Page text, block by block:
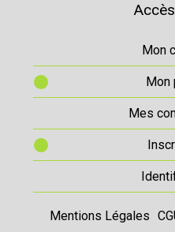
Mon
Mon
Mes
Mentions Légales